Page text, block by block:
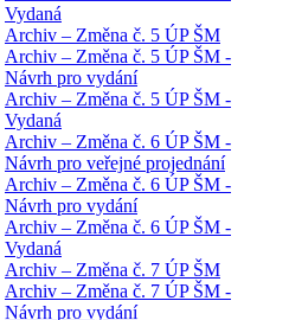
Vydaná
Archiv – Změna č. 5 ÚP ŠM
Archiv – Změna č. 5 ÚP ŠM -
Návrh pro vydání
Archiv – Změna č. 5 ÚP ŠM -
Vydaná
Archiv – Změna č. 6 ÚP ŠM -
Návrh pro veřejné projednání
Archiv – Změna č. 6 ÚP ŠM -
Návrh pro vydání
Archiv – Změna č. 6 ÚP ŠM -
Vydaná
Archiv – Změna č. 7 ÚP ŠM
Archiv – Změna č. 7 ÚP ŠM -
Návrh pro vydání